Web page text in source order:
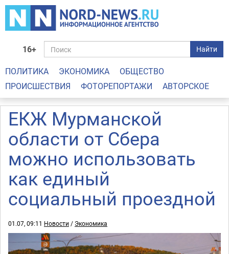
16+ Найти
ПОЛИТИКА ЭКОНОМИКА
ОБЩЕСТВО
ПРОИСШЕСТВИЯ
ФОТОРЕПОРТАЖИ АВТОРСКОЕ
ЕКЖ Мурманской
области от Сбера
можно использовать
как единый
социальный проездной
01.07, 09:11 Новости / Экономика